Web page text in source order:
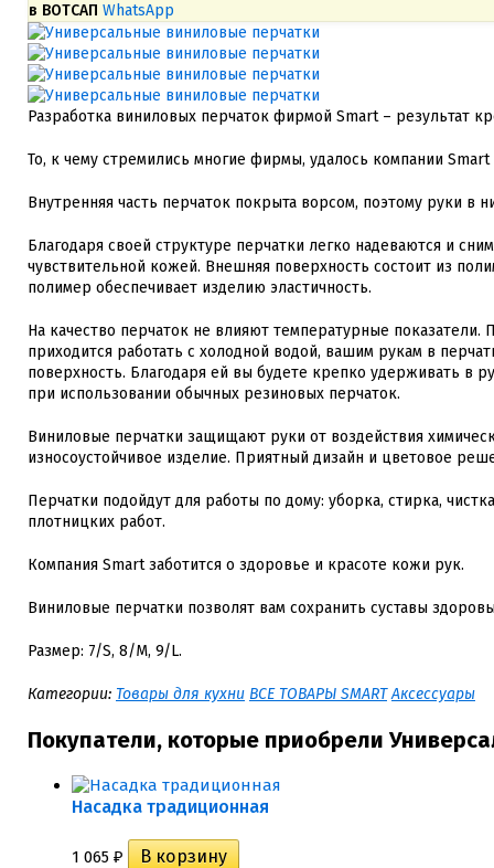
в ВОТСАП WhatsApp
Разработка виниловых перчаток фирмой Smart – результат
То, к чему стремились многие фирмы, удалось компании
Внутренняя часть перчаток покрыта ворсом, поэтому руки в
Благодаря своей структуре перчатки легко надеваются и
чувствительной кожей. Внешняя поверхность состоит из
полимер обеспечивает изделию эластичность.
На качество перчаток не влияют температурные
приходится работать с холодной водой, вашим рукам в
поверхность. Благодаря ей вы будете крепко удерживать в
при использовании обычных резиновых перчаток.
Виниловые перчатки защищают руки от воздействия
износоустойчивое изделие. Приятный дизайн и цветовое
Перчатки подойдут для работы по дому: уборка, стирка,
плотницких работ.
Компания Smart заботится о здоровье и красоте кожи рук.
Виниловые перчатки позволят вам сохранить суставы
Размер: 7/S, 8/M, 9/L.
Категории: Товары для кухни ВСЕ ТОВАРЫ SMART Аксессуары
Покупатели, которые приобрели
Насадка традиционная
1 065 ₽